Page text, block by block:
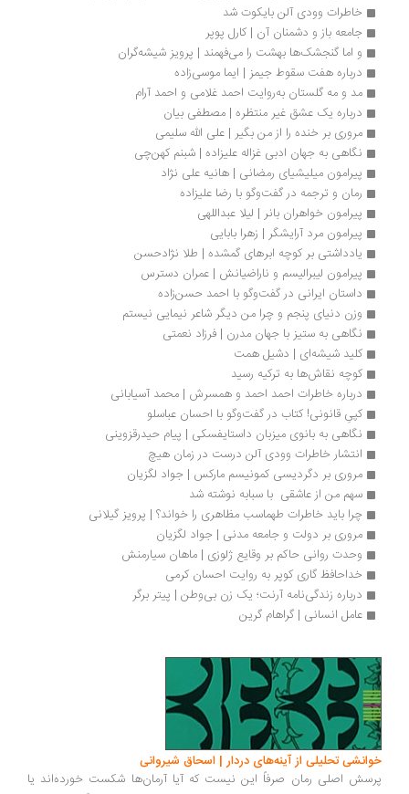
خاطرات وودی آلن بایکوت شد
جامعه باز و دشمنان آن | کارل پوپر
و اما گنجشک‌ها بهشت را می‌فهمند | پرویز شیشه‌گران
درباره هفت سقوط جیمز | ایما موسی‌زاده
مد و مه گلستان به‌روایت احمد غلامی و احمد آرام
درباره یک عشق غیر منتظره | مصطفی بیان
مروری بر خنده را از من بگیر | علی الله سلیمی
نگاهی به جهان ادبی غزاله علیزاده | شبنم کهن‌چی
پیرامون میلیشیای رمضانی | هانیه علی نژاد
رمان و ترجمه در گفت‌وگو با رضا علیزاده
پیرامون خواهران بانر | لیلا عبداللهی
پیرامون مرد آرایشگر | زهرا بابایی
یادداشتی بر کوچه ابرهای گمشده | طلا نژادحسن
پیرامون لیبرالیسم و ناراضیانش | عمران دسترس
داستان ایرانی در گفت‌وگو با احمد حسن‌زاده
وزن دنیای پنجم و چرا من دیگر شاعر نیمایی نیستم
نگاهی به ستیز با جهان مدرن | فرزاد نعمتی
کلید شیشه‌ای | دشیل همت
کوچه نقاش‌ها به ترکیه رسید
درباره خاطرات احمد احمد و همسرش | محمد آسیابانی
کپیِ قانونی! کتاب در گفت‌وگو با احسان عباسلو
نگاهی به بانوی میزبان داستایفسکی | پیام حیدرقزوینی
انتشار خاطرات وودی آلن درست در زمان هیچ
مروری بر دگردیسی کمونیسم مارکس | جواد لگزیان
سهم من از عاشقی  با سبابه نوشته شد
چرا باید خاطرات طهماسب مظاهری را خواند؟ | پرویز گیلانی
مروری بر دولت و جامعه مدنی | جواد لگزیان
وحدت روانی حاکم بر وقایع ژلوزی | ماهان سیارمنش
خداحافظ گاری کوپر به روایت احسان کرمی
درباره زندگی‌نامه آرنت؛ یک زن بی‌وطن | پیتر برگر
عامل انسانی | گراهام گرین
تحلیلی از آینه‌های دردار | اسحاق شیروانی
اصلی رمان صرفاً این نیست که آیا آرمان‌ها شکست خورده‌اند یا